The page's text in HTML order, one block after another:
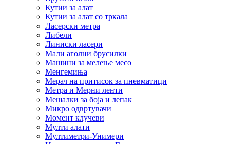
Кутии за алат
Кутии за алат со тркала
Ласерски метра
Либели
Линиски ласери
Мали аголни брусилки
Машини за мелење месо
Менгемиња
Мерач на притисок за пневматици
Метра и Мерни ленти
Мешалки за боја и лепак
Микро одвртувачи
Момент клучеви
Мулти алати
Мултиметри-Унимери